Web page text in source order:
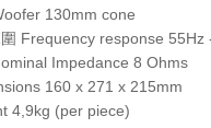
130mm cone
Frequency response 55Hz
Impedance 8 Ohms
160 x 271 x 215mm
4,9kg (per piece)